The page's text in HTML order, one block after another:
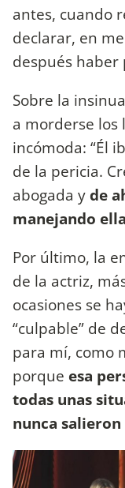
antes, cuando
declarar, en
después haber
Sobre la
a morderse los
incómoda: “Él
de la pericia.
abogada yde
manejando
Por último, la
de la actriz,
ocasiones se
“culpable” de
para mí, como
porque esa
todas unas
nunca salieron